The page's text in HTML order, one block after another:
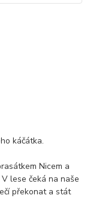
káčátka.
Nicem a
lese čeká na naše
překonat a stát